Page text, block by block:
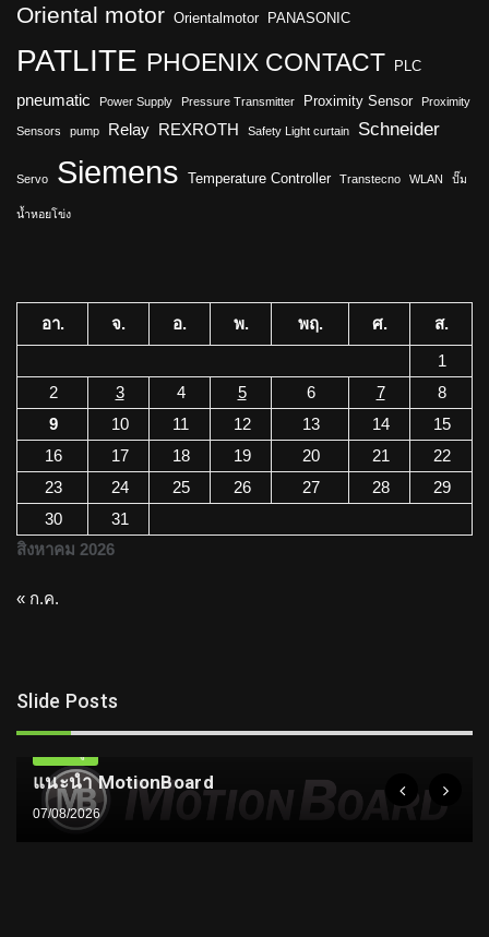
Oriental motor Orientalmotor PANASONIC
PATLITE PHOENIX CONTACT PLC
pneumatic Power Supply Pressure Transmitter Proximity Sensor Proximity
Sensors pump Relay REXROTH Safety Light curtain Schneider
Servo Siemens Temperature Controller Transtecno WLAN ปั๊ม
น้ำหอยโข่ง
สิงหาคม 2026
อา. จ. อ. พ. พฤ. ศ.
ส.
1
2
3 4 5 6 7
8
9
10 11 12 13 14
15
16
17 18 19 20 21
22
23
24 25 26 27 28
29
30
31
« ก.ค.
Slide Posts
แนะนำ MotionBoard
07/08/2026